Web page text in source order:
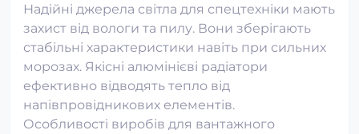
Надійні джерела світла для спецтехніки мають
захист від вологи та пилу. Вони зберігають
стабільні характеристики навіть при сильних
морозах. Якісні алюмінієві радіатори
ефективно відводять тепло від
напівпровідникових елементів.
Особливості виробів для вантажного